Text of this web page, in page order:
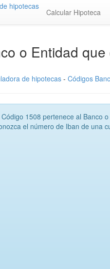
Calcular Hipoteca
o Entidad
de hipotecas - Códigos
Código 1508 pertenece al Banco
el número de Iban de una